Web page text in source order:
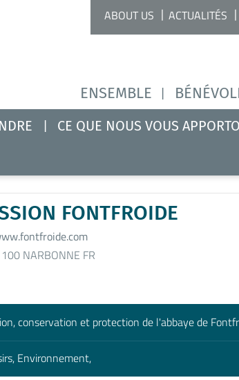
ENSEMBLE
ABOUT US ACTUALITÉS
CE QUE NOUS VOUS
FONTFROIDE
NARBONNE FR
conservation et protection de l'abbaye de
Environnement,